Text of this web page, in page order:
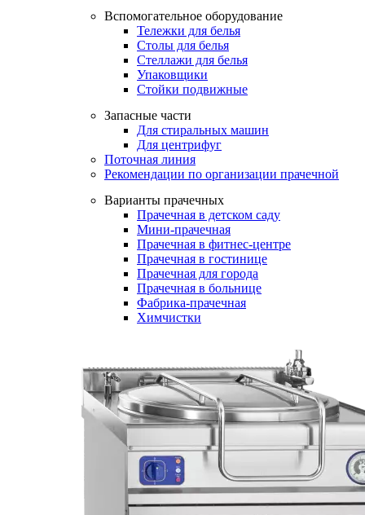
Вспомогательное оборудование
Тележки для белья
Столы для белья
Стеллажи для белья
Упаковщики
Стойки подвижные
Запасные части
Для стиральных машин
Для центрифуг
Поточная линия
Рекомендации по организации прачечной
Варианты прачечных
Прачечная в детском саду
Мини-прачечная
Прачечная в фитнес-центре
Прачечная в гостинице
Прачечная для города
Прачечная в больнице
Фабрика-прачечная
Химчистки